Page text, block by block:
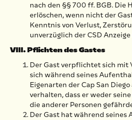
nach den §§ 700 ff. BGB. Die
erlöschen, wenn nicht der
Kenntnis von Verlust,
unverzüglich der CSD
VIII. Pflichten des Gastes
Der Gast verpflichtet sich mit
sich während seines
Eigenarten der Cap San
verhalten, dass er weder
die anderer Personen
Der Gast hat während seines